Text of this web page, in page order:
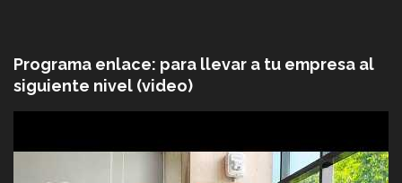
Programa enlace: para llevar a tu empresa al
siguiente nivel (video)